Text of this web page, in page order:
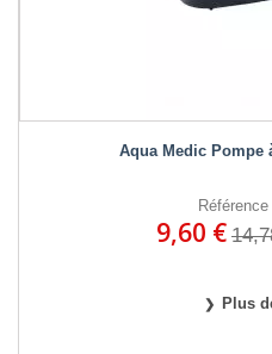
Aqua Medic Pompe
9,60 €
Plus